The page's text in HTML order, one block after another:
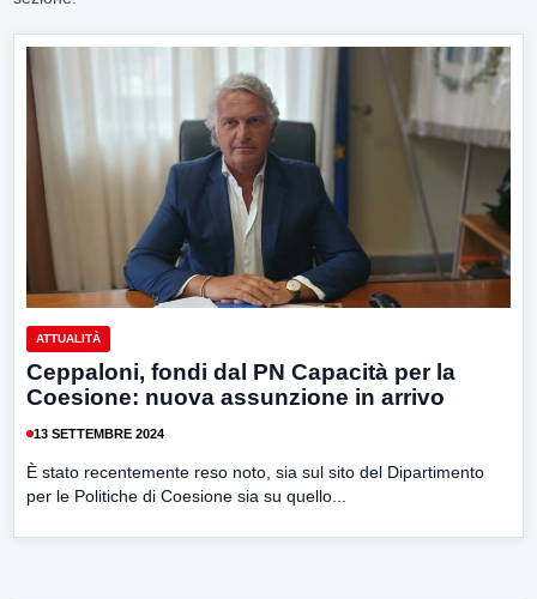
ATTUALITÀ
Ceppaloni, fondi dal PN Capacità per la
Coesione: nuova assunzione in arrivo
13 SETTEMBRE 2024
È stato recentemente reso noto, sia sul sito del Dipartimento
per le Politiche di Coesione sia su quello...